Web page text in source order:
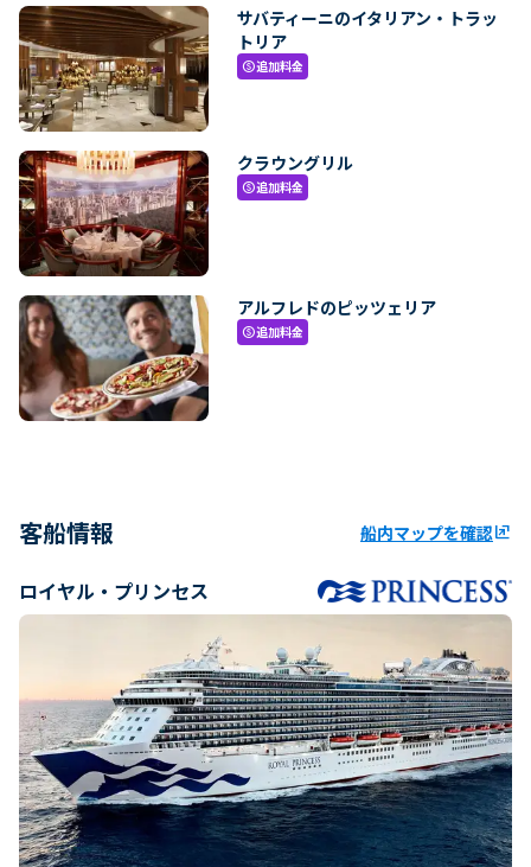
サバティーニのイタリアン・トラッ
トリア
paid追加料金
クラウングリル
paid追加料金
アルフレドのピッツェリア
paid追加料金
客船情報 船内マップを確認ungroup
ロイヤル・プリンセス